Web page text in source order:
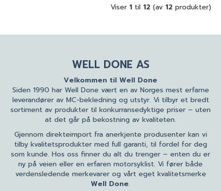
Viser 1 til 12 (av 12 produkter)
WELL DONE AS
Velkommen til Well Done
Siden 1990 har Well Done vært en av Norges mest erfarne
leverandører av MC-bekledning og utstyr. Vi tilbyr et bredt
sortiment av produkter til konkurransedyktige priser – uten
at det går på bekostning av kvaliteten.
Gjennom direkteimport fra anerkjente produsenter kan vi
tilby kvalitetsprodukter med full garanti, til fordel for deg
som kunde. Hos oss finner du alt du trenger – enten du er
ny på veien eller en erfaren motorsyklist. Vi fører både
verdensledende merkevarer og vårt eget kvalitetsmerke
Well Done.